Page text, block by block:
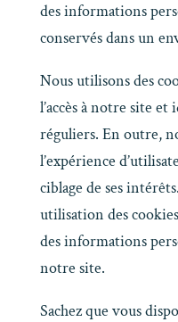
des informations
conservés dans un
Nous utilisons des
l’accès à notre site
réguliers. En outre,
l’expérience
ciblage de ses
utilisation des
des informations
notre site.
Sachez que vous